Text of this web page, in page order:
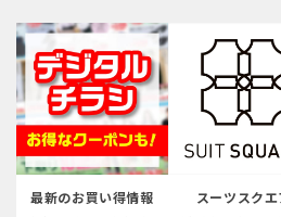
最新のお買い得情報
スーツスクエ